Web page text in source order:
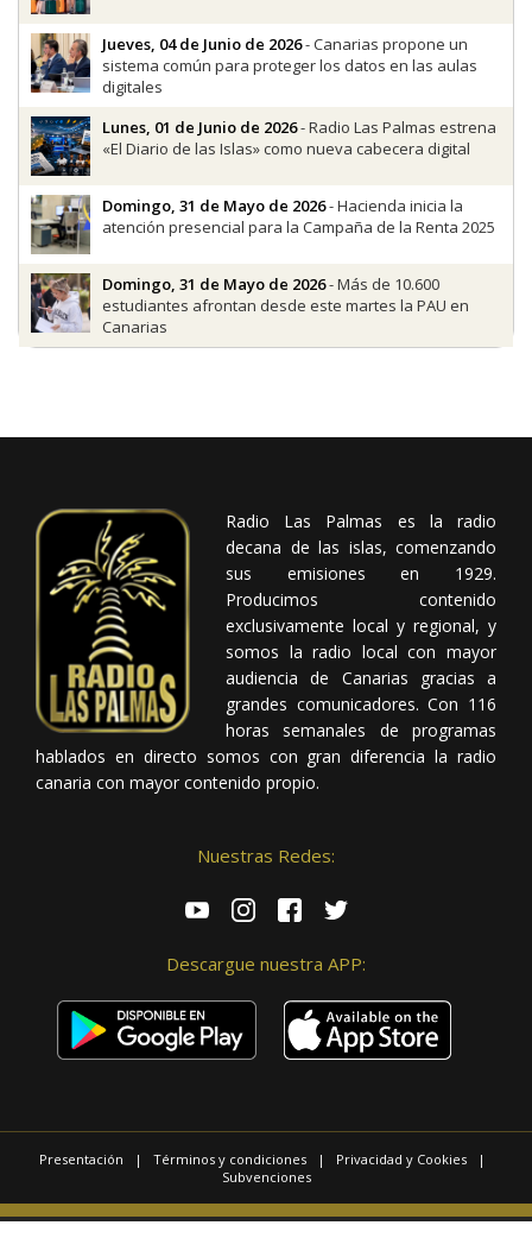
Jueves, 04 de Junio de 2026- Canarias propone un
sistema común para proteger los datos en las aulas
digitales
Lunes, 01 de Junio de 2026- Radio Las Palmas estrena
«El Diario de las Islas» como nueva cabecera digital
Domingo, 31 de Mayo de 2026- Hacienda inicia la
atención presencial para la Campaña de la Renta 2025
Domingo, 31 de Mayo de 2026- Más de 10.600
estudiantes afrontan desde este martes la PAU en
Canarias
Radio Las Palmas es la radio
decana de las islas, comenzando
sus emisiones en 1929.
Producimos contenido
exclusivamente local y regional, y
somos la radio local con mayor
audiencia de Canarias gracias a
grandes comunicadores. Con 116
horas semanales de programas
hablados en directo somos con gran diferencia la radio
canaria con mayor contenido propio.
Nuestras Redes:
Descargue nuestra APP:
Presentación | Términos y condiciones | Privacidad y Cookies |
Subvenciones